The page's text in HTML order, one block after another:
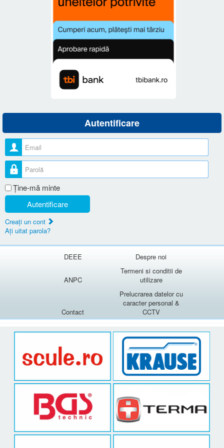
Autentificare
Nume utilizator
Parolă
Ţine-mă minte
Autentificare
Creaţi un cont
Aţi uitat parola?
DEEE Despre noi
ANPC
Termeni si conditii de
utilizare
Contact
Prelucrarea datelor cu
caracter personal &
CCTV